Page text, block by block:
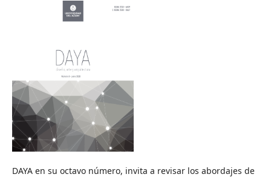
DAYA en su octavo número, invita a revisar los abordajes de